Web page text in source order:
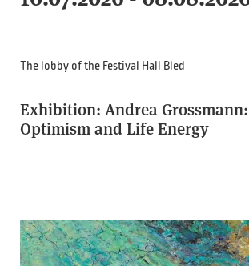
The lobby of the Festival Hall Bled
Exhibition: Andrea
Optimism and Life Energy